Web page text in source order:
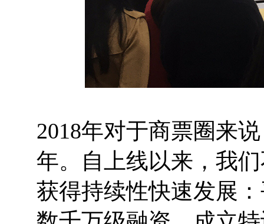
2018年对于商票圈来
年。自上线以来，我
获得持续性快速发展